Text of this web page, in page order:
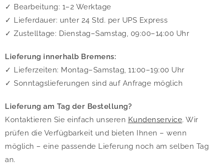
✓ Bearbeitung: 1–2 Werktage
✓ Lieferdauer: unter 24 Std. per UPS Express
✓ Zustelltage: Dienstag–Samstag, 09:00–14:00 Uhr
Lieferung innerhalb Bremens:
✓ Lieferzeiten: Montag–Samstag, 11:00–19:00 Uhr
✓ Sonntagslieferungen sind auf Anfrage möglich
Lieferung am Tag der Bestellung?
Kontaktieren Sie einfach unseren Kundenservice. Wir
prüfen die Verfügbarkeit und bieten Ihnen – wenn
möglich – eine passende Lieferung noch am selben Tag
an.